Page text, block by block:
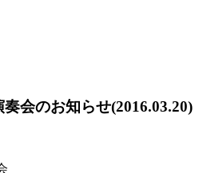
会のお知らせ(2016.03.20)